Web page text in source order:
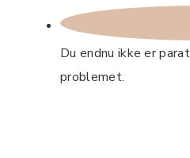
Du endnu ikke er
problemet.